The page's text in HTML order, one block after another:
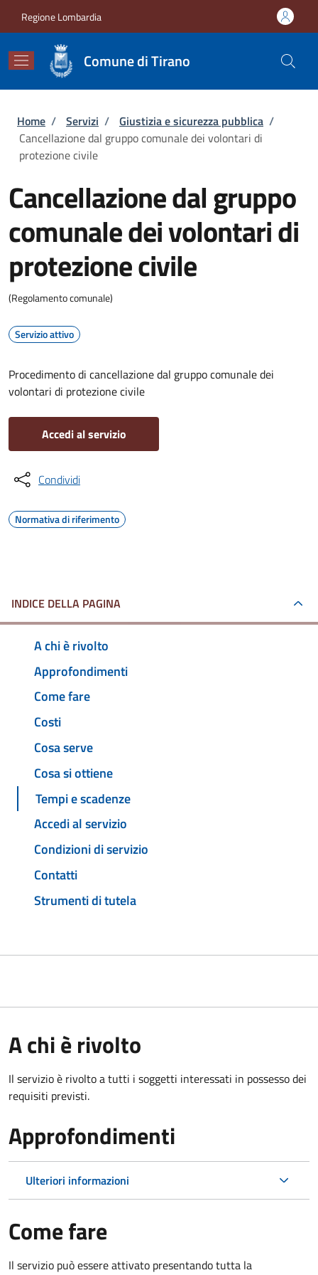
Regione Lombardia
Comune di Tirano
Briciole di pane
Home / Servizi / Giustizia e sicurezza pubblica /
Cancellazione dal gruppo comunale dei volontari di
protezione civile
Cancellazione dal gruppo
comunale dei volontari di
protezione civile
(Regolamento comunale)
Servizio attivo
Procedimento di cancellazione dal gruppo comunale dei
volontari di protezione civile
Accedi al servizio
Condividi
Normativa di riferimento
INDICE DELLA PAGINA
A chi è rivolto
Approfondimenti
Come fare
Costi
Cosa serve
Cosa si ottiene
Tempi e scadenze
Accedi al servizio
Condizioni di servizio
Contatti
Strumenti di tutela
A chi è rivolto
Il servizio è rivolto a tutti i soggetti interessati in possesso dei
requisiti previsti.
Approfondimenti
Ulteriori informazioni
Come fare
Il servizio può essere attivato presentando tutta la